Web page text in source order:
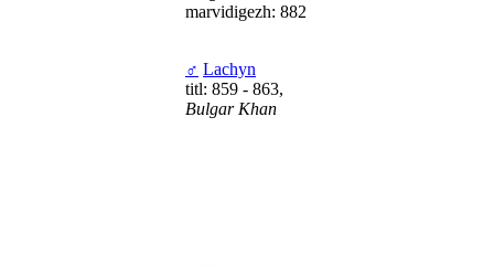
marvidigezh: 882
♂ Lachyn
titl: 859 - 863,
Bulgar Khan